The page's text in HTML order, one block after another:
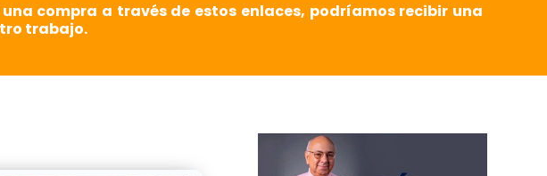
una compra a través de estos enlaces, podríamos recibir una
trabajo.